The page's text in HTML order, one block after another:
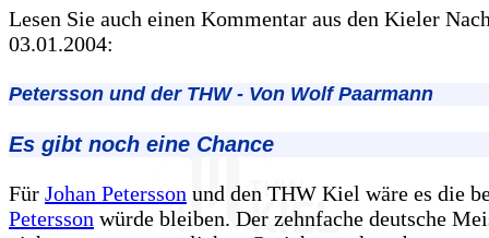
Lesen Sie auch einen Kommentar aus den Kieler
03.01.2004:
Petersson und der THW - Von Wolf Paarmann
Es gibt noch eine Chance
Für Johan Petersson und den THW Kiel wäre es die
Petersson würde bleiben. Der zehnfache deutsche